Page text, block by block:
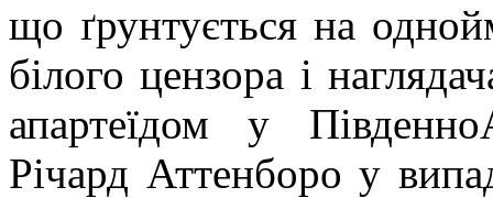
що ґрунтується на
білого цензора і
апартеїдом у
Річард Аттенборо у